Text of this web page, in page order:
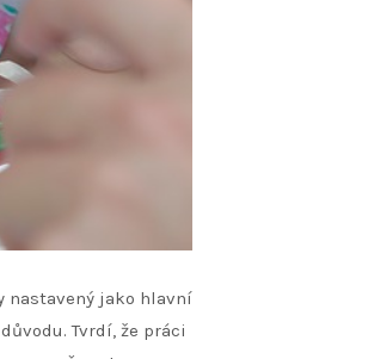
nastavený jako hlavní
Tvrdí, že práci